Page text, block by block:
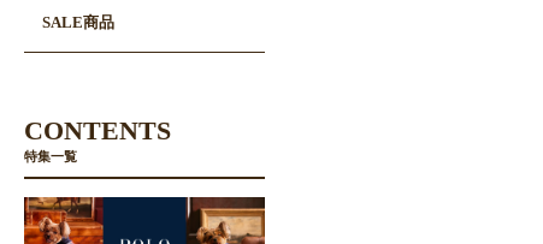
SALE商品
CONTENTS
特集一覧